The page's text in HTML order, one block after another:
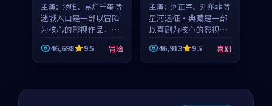
主演： 汤唯、易烊千玺 等
迷城入口是一部以冒险
为核心的影视作品，围
绕危机、反转与人物成
长展开，整体节奏紧
凑，值得推荐观看。
46,698 9.5 冒险
主演： 河正宇、刘亦菲 等
星河远征·典藏是一部
以喜剧为核心的影视作
品，围绕危机、反转与
人物成长展开，整体节
奏紧凑，值得推荐观
46,913 9.5 喜剧